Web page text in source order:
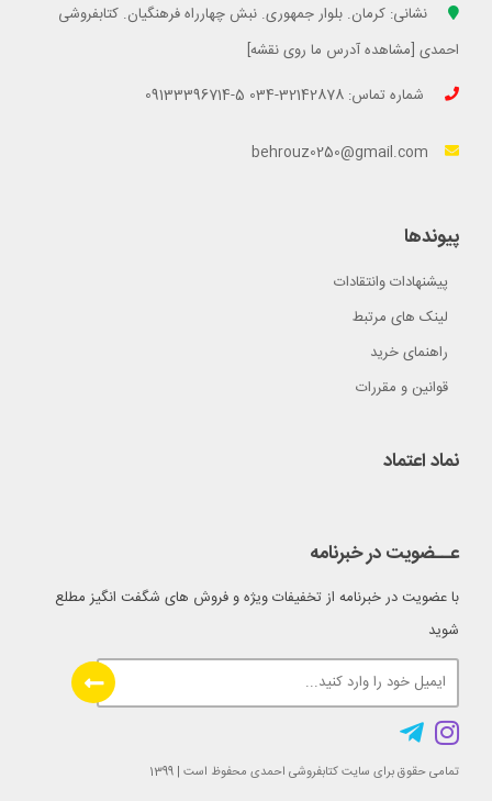
نشانی: کرمان. بلوار جمهوری. نبش چهارراه فرهنگیان. کتابفروشی
احمدی [مشاهده آدرس ما روی نقشه]
شماره تماس: 32142878-034 5-09133396714
behrouz0250@gmail.com
پیوندها
پیشنهادات وانتقادات
لینک های مرتبط
راهنمای خرید
قوانین و مقررات
نماد اعتماد
عــضویت در خبرنامه
با عضویت در خبرنامه از تخفیفات ویژه و فروش های شگفت انگیز مطلع
شوید
تمامی حقوق برای سایت کتابفروشی احمدی محفوظ است | 1399